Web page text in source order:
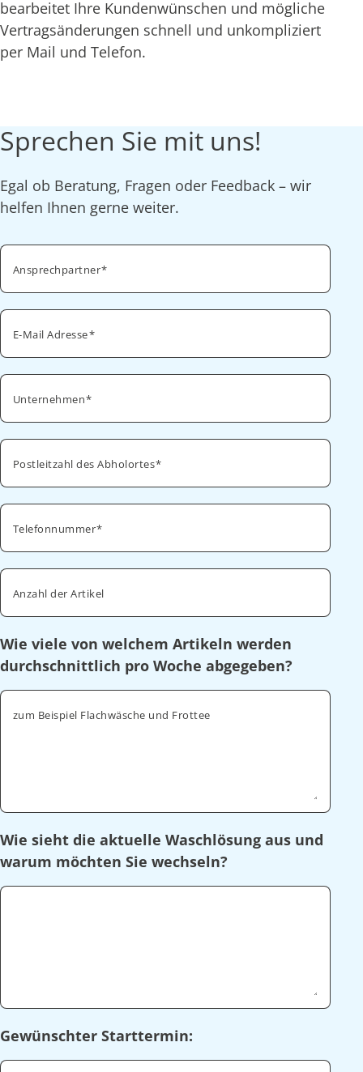
bearbeitet Ihre Kundenwünschen und mögliche
Vertragsänderungen schnell und unkompliziert
per Mail und Telefon.
Sprechen Sie mit uns!
Egal ob Beratung, Fragen oder Feedback – wir
helfen Ihnen gerne weiter.
Ansprechpartner
E-Mail Adresse
Unternehmen
Postleitzahl des Abholortes
Telefonnummer
Anzahl der Artikel
Wie viele von welchem Artikeln werden
durchschnittlich pro Woche abgegeben?
zum Beispiel Flachwäsche und Frottee
Wie sieht die aktuelle Waschlösung aus und
warum möchten Sie wechseln?
Gewünschter Starttermin: